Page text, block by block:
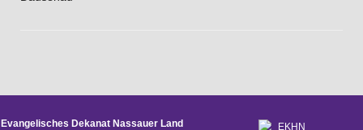
Evangelisches Dekanat Nassauer Land